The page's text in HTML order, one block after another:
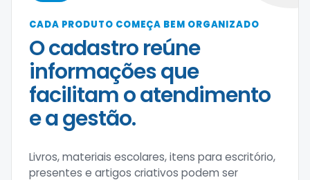
CADA PRODUTO COMEÇA BEM ORGANIZADO
O cadastro reúne
informações que
facilitam o atendimento
e a gestão.
Livros, materiais escolares, itens para escritório,
presentes e artigos criativos podem ser